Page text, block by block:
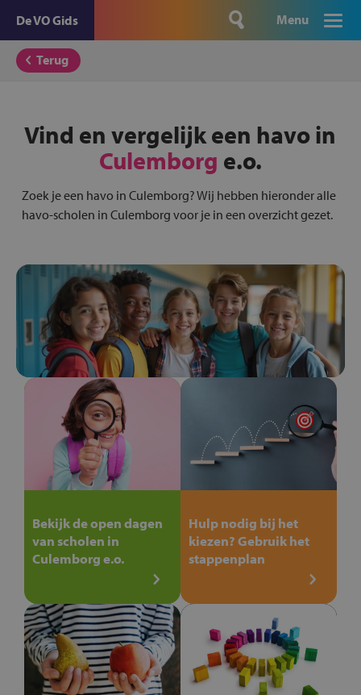
De VO Gids Menu
Terug
Vind en vergelijk een havo in
Culemborg e.o.
Zoek je een havo in Culemborg? Wij hebben hieronder alle
havo-scholen in Culemborg voor je in een overzicht gezet.
Bekijk de open dagen
van scholen in
Culemborg e.o.
Hulp nodig bij het
kiezen? Gebruik het
stappenplan